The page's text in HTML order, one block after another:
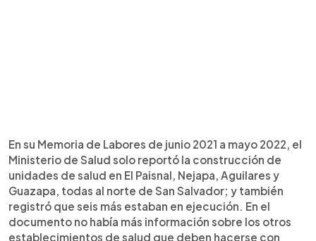
En su Memoria de Labores de junio 2021 a mayo 2022, el
Ministerio de Salud solo reportó la construcción de
unidades de salud en El Paisnal, Nejapa, Aguilares y
Guazapa, todas al norte de San Salvador; y también
registró que seis más estaban en ejecución. En el
documento no había más información sobre los otros
establecimientos de salud que deben hacerse con